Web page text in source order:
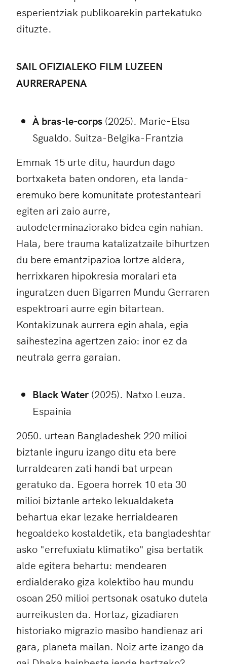
esperientziak publikoarekin partekatuko
dituzte.
SAIL OFIZIALEKO FILM LUZEEN
AURRERAPENA
À bras-le-corps (2025). Marie-Elsa
Sgualdo. Suitza-Belgika-Frantzia
Emmak 15 urte ditu, haurdun dago
bortxaketa baten ondoren, eta landa-
eremuko bere komunitate protestanteari
egiten ari zaio aurre,
autodeterminaziorako bidea egin nahian.
Hala, bere trauma katalizatzaile bihurtzen
du bere emantzipazioa lortze aldera,
herrixkaren hipokresia moralari eta
inguratzen duen Bigarren Mundu Gerraren
espektroari aurre egin bitartean.
Kontakizunak aurrera egin ahala, egia
saihestezina agertzen zaio: inor ez da
neutrala gerra garaian.
Black Water(2025). Natxo Leuza.
Espainia
2050. urtean Bangladeshek 220 milioi
biztanle inguru izango ditu eta bere
lurraldearen zati handi bat urpean
geratuko da. Egoera horrek 10 eta 30
milioi biztanle arteko lekualdaketa
behartua ekar lezake herrialdearen
hegoaldeko kostaldetik, eta bangladeshtar
asko "errefuxiatu klimatiko" gisa bertatik
alde egitera behartu: mendearen
erdialderako giza kolektibo hau mundu
osoan 250 milioi pertsonak osatuko dutela
aurreikusten da. Hortaz, gizadiaren
historiako migrazio masibo handienaz ari
gara, planeta mailan. Noiz arte izango da